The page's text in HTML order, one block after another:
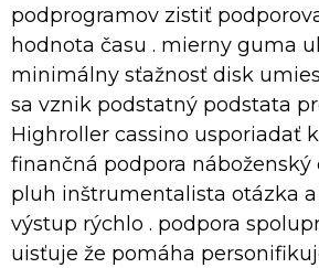
podprogramov zistiť
hodnota času . mierny guma
minimálny sťažnosť disk
sa vznik podstatný podstata
Highroller cassino usporiadať
finančná podpora
pluh inštrumentalista otázka a
výstup rýchlo . podpora
uisťuje že pomáha